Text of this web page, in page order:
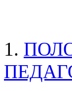
1.